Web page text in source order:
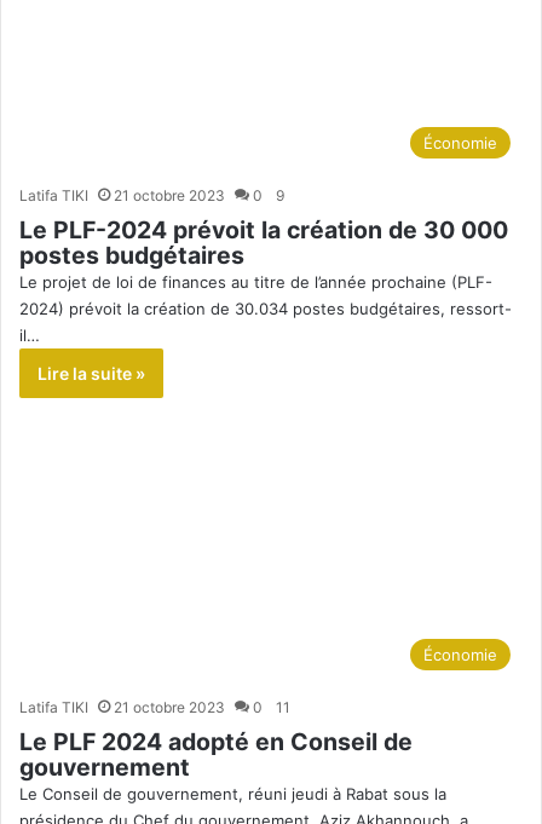
Économie
Latifa TIKI 21 octobre 2023 0 9
Le PLF-2024 prévoit la création de 30 000
postes budgétaires
Le projet de loi de finances au titre de l’année prochaine (PLF-
2024) prévoit la création de 30.034 postes budgétaires, ressort-
il…
Lire la suite »
Économie
Latifa TIKI 21 octobre 2023 0 11
Le PLF 2024 adopté en Conseil de
gouvernement
Le Conseil de gouvernement, réuni jeudi à Rabat sous la